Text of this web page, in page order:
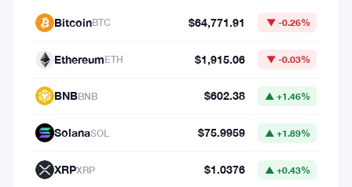
Mais
analystes
estiment
cryptomonnaie
BitcoinBTC $64,771.91 ▼ -0.26%
EthereumETH $1,915.06 ▼ -0.03%
BNBBNB $602.38 ▲ +1.46%
SolanaSOL $75.9959 ▲ +1.89%
XRPXRP $1.0376 ▲ +0.43%